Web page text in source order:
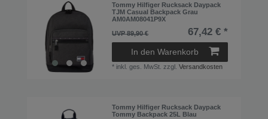
Tommy Hilfiger Rucksack Daypack
TJM Casual Backpack Grau
AM0AM08041P9X
UVP 89,90 €
67,42 € *
In den Warenkorb
* inkl. ges. MwSt. zzgl.Versandkosten
Tommy Hilfiger Rucksack Daypack
Tommy Backpack 25L Blau